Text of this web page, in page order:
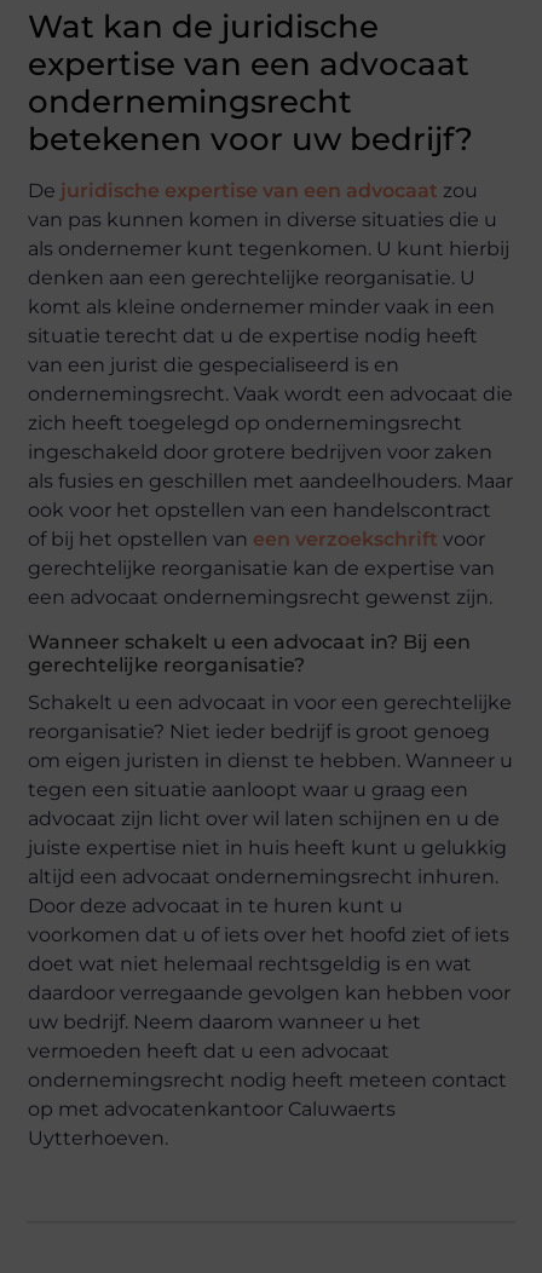
Wat kan de juridische
expertise van een advocaat
ondernemingsrecht
betekenen voor uw bedrijf?
De juridische expertise van een advocaat zou
van pas kunnen komen in diverse situaties die u
als ondernemer kunt tegenkomen. U kunt hierbij
denken aan een gerechtelijke reorganisatie. U
komt als kleine ondernemer minder vaak in een
situatie terecht dat u de expertise nodig heeft
van een jurist die gespecialiseerd is en
ondernemingsrecht. Vaak wordt een advocaat die
zich heeft toegelegd op ondernemingsrecht
ingeschakeld door grotere bedrijven voor zaken
als fusies en geschillen met aandeelhouders. Maar
ook voor het opstellen van een handelscontract
of bij het opstellen van een verzoekschrift voor
gerechtelijke reorganisatie kan de expertise van
een advocaat ondernemingsrecht gewenst zijn.
Wanneer schakelt u een advocaat in? Bij een
gerechtelijke reorganisatie?
Schakelt u een advocaat in voor een gerechtelijke
reorganisatie? Niet ieder bedrijf is groot genoeg
om eigen juristen in dienst te hebben. Wanneer u
tegen een situatie aanloopt waar u graag een
advocaat zijn licht over wil laten schijnen en u de
juiste expertise niet in huis heeft kunt u gelukkig
altijd een advocaat ondernemingsrecht inhuren.
Door deze advocaat in te huren kunt u
voorkomen dat u of iets over het hoofd ziet of iets
doet wat niet helemaal rechtsgeldig is en wat
daardoor verregaande gevolgen kan hebben voor
uw bedrijf. Neem daarom wanneer u het
vermoeden heeft dat u een advocaat
ondernemingsrecht nodig heeft meteen contact
op met advocatenkantoor Caluwaerts
Uytterhoeven.